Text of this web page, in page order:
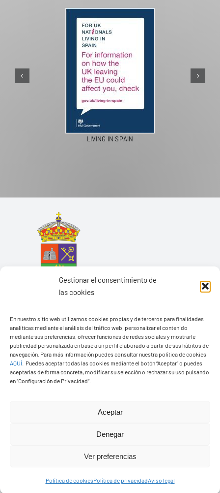
Gestionar el consentimiento de
las cookies
En nuestro sitio web utilizamos cookies propias y de terceros para finalidades
analíticas mediante el análisis del tráfico web, personalizar el contenido
mediante sus preferencias, ofrecer funciones de redes sociales y mostrarle
publicidad personalizada en base a un perfil elaborado a partir de sus hábitos de
navegación. Para más información puedes consultar nuestra política de cookies
AQUÍ
Puedes aceptar todas las cookies mediante el botón “Aceptar” o puedes
aceptarlas de forma concreta, modificar su selección o rechazar su uso pulsando
en “Configuración de Privacidad”.
Aceptar
Denegar
Ver preferencias
Política de cookiesPolítica de privacidadAviso legal
PASEOS EN CAMELLO
Ayuntamiento de Yaiza
Pza. de Los Remedios, 1
35570 – Yaiza
Tel:928 83 62 20
derechos reservads
Diseño web Solucionet.com&Cibernatural